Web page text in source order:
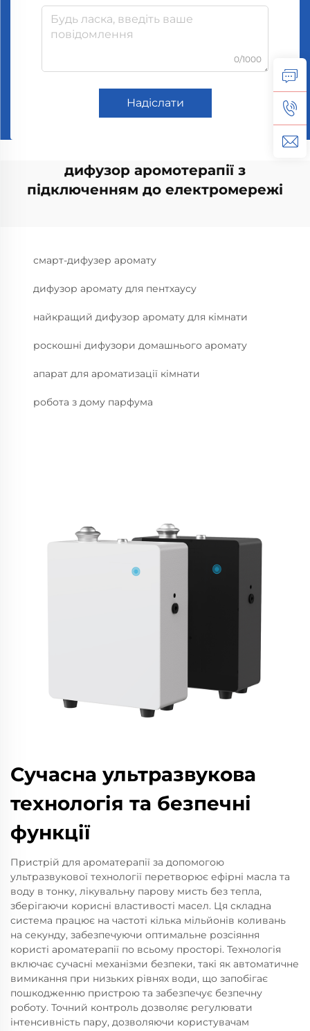
0/1000
Надіслати
дифузор аромотерапії з
підключенням до електромережі
смарт-дифузер аромату
дифузор аромату для пентхаусу
найкращий дифузор аромату для кімнати
роскошні дифузори домашнього аромату
апарат для ароматизації кімнати
робота з дому парфума
Сучасна ультразвукова
технологія та безпечні
функції
Пристрій для ароматерапії за допомогою
ультразвукової технології перетворює ефірні масла та
воду в тонку, лікувальну парову мисть без тепла,
зберігаючи корисні властивості масел. Ця складна
система працює на частоті кілька мільйонів коливань
на секунду, забезпечуючи оптимальне розсіяння
користі ароматерапії по всьому просторі. Технологія
включає сучасні механізми безпеки, такі як автоматичне
вимикання при низьких рівнях води, що запобігає
пошкодженню пристрою та забезпечує безпечну
роботу. Точний контроль дозволяє регулювати
інтенсивність пару, дозволяючи користувачам